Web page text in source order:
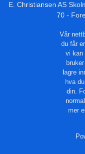
E. Christiansen AS
70-
Vår
du får
vi kan
lagre
hva
din.
mer